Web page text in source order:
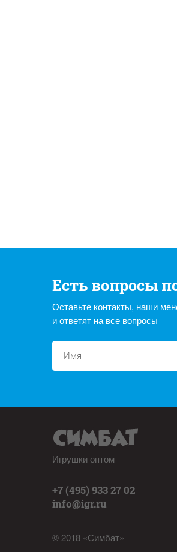
Есть вопросы
Оставьте контакты, наши
и ответят на все вопросы
Игрушки оптом
+7 (495) 933 27 02
info@igr.ru
© 2018 «Симбат»